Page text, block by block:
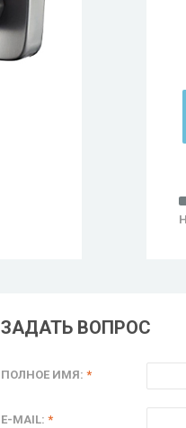
ЗАДАТЬ ВОПРОС
ПОЛНОЕ ИМЯ: *
E-MAIL: *